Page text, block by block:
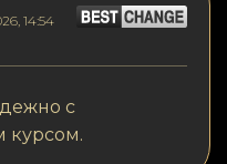
14:54
с
курсом.